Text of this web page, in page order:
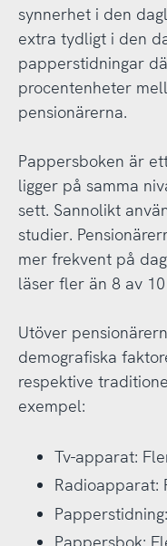
synnerhet i den
extra tydligt i den
papperstidningar
procentenheter
pensionärerna.
Pappersboken är
ligger på samma
sett. Sannolikt
studier.
mer frekvent på
läser fler än 8 av
Utöver
demografiska
respektive
exempel:
Tv-apparat:
Radioapparat: